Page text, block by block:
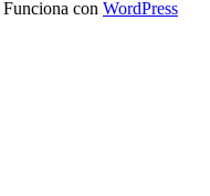
Funciona con WordPress